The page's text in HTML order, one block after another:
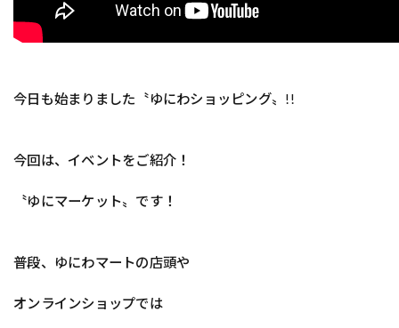
今日も始まりました〝ゆにわショッピング〟!!
今回は、イベントをご紹介！
〝ゆにマーケット〟です！
普段、ゆにわマートの店頭や
オンラインショップでは